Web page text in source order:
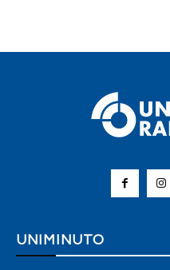
UNIMINUTO